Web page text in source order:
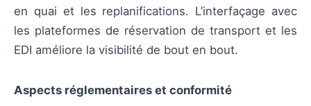
en quai et les replanifications. L’interfaçage avec
les plateformes de réservation de transport et les
EDI améliore la visibilité de bout en bout.
Aspects réglementaires et conformité